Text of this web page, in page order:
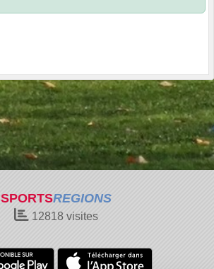
SPORTSREGIONS
12818visites